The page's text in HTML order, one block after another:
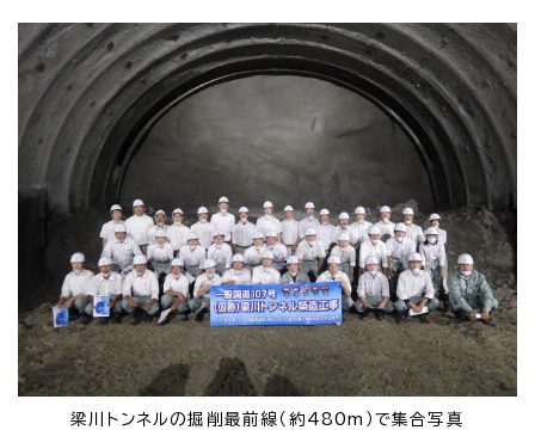
梁川トンネルの掘削最前線（約480m）で集合写真